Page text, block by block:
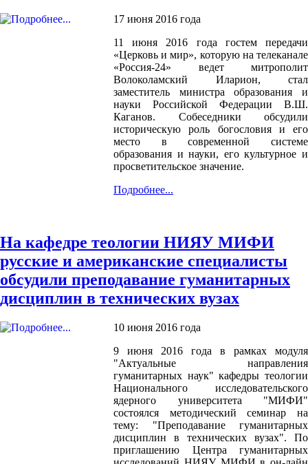
17 июня 2016 года
11 июня 2016 года гостем передачи
«Церковь и мир», которую на телеканале
«Россия-24» ведет митрополит
Волоколамский Иларион, стал
заместитель министра образования и
науки Российской Федерации В.Ш.
Каганов. Собеседники обсудили
историческую роль богословия и его
место в современной системе
образования и науки, его культурное и
просветительское значение.
Подробнее...
На кафедре теологии НИЯУ МИФИ
русские и американские специалисты
обсудили преподавание гуманитарных
дисциплин в технических вузах
10 июня 2016 года
9 июня 2016 года в рамках модуля
"Актуальные направления
гуманитарных наук" кафедры теологии
Национального исследовательского
ядерного университета "МИФИ"
состоялся методический семинар на
тему: "Преподавание гуманитарных
дисциплин в технических вузах". По
приглашению Центра гуманитарных